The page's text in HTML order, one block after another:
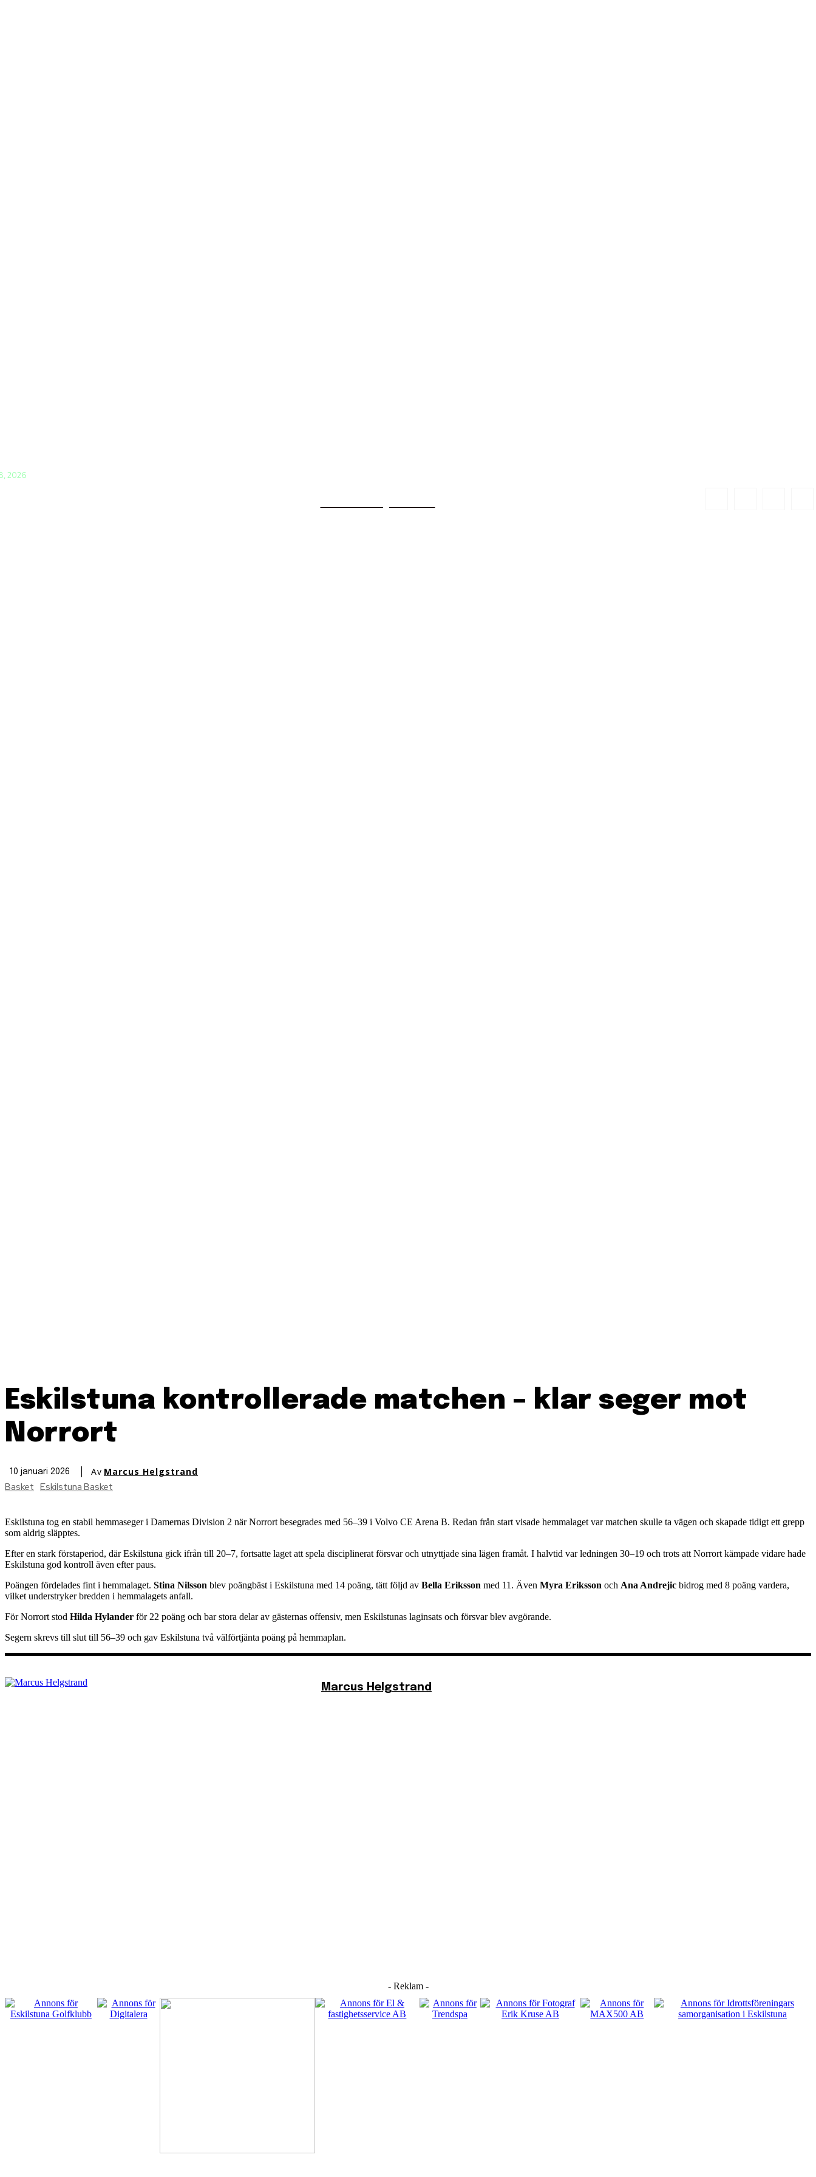
2026
Eskilstuna kontrollerade matchen – klar seger mot
Norrort
10 januari 2026 Av Marcus Helgstrand
Basket Eskilstuna Basket
Eskilstuna tog en stabil hemmaseger i Damernas Division 2 när Norrort besegrades med 56–39 i Volvo CE Arena B. Redan från start visade hemmalaget var matchen skulle ta vägen och skapade tidigt ett grepp
som aldrig släpptes.
Efter en stark förstaperiod, där Eskilstuna gick ifrån till 20–7, fortsatte laget att spela disciplinerat försvar och utnyttjade sina lägen framåt. I halvtid var ledningen 30–19 och trots att Norrort kämpade vidare hade
Eskilstuna god kontroll även efter paus.
Poängen fördelades fint i hemmalaget. Stina Nilsson blev poängbäst i Eskilstuna med 14 poäng, tätt följd av Bella Eriksson med 11. Även Myra Eriksson och Ana Andrejic bidrog med 8 poäng vardera,
vilket understryker bredden i hemmalagets anfall.
För Norrort stod Hilda Hylander för 22 poäng och bar stora delar av gästernas offensiv, men Eskilstunas laginsats och försvar blev avgörande.
Segern skrevs till slut till 56–39 och gav Eskilstuna två välförtjänta poäng på hemmaplan.
Marcus Helgstrand
- Reklam -